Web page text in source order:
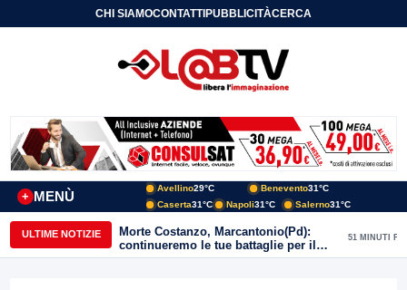
CHI SIAMOCONTATTIPUBBLICITÀCERCA
MENÙ
+
Avellino29°C Benevento31°C
Caserta31°C Napoli31°C Salerno31°C
ULTIME NOTIZIE
Morte Costanzo, Marcantonio(Pd):
continueremo le tue battaglie per il
Sannio
51 MINUTI FA